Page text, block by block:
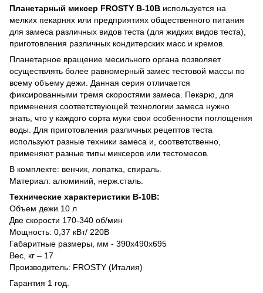
Планетарный миксер FROSTY B-10В используется на
мелких пекарнях или предприятиях общественного питания
для замеса различных видов теста (для жидких видов теста),
приготовления различных кондитерских масс и кремов.
Планетарное вращение месильного органа позволяет
осуществлять более равномерный замес тестовой массы по
всему объему дежи. Данная серия отличается
фиксированными тремя скоростями замеса. Пекарю, для
применения соответствующей технологии замеса нужно
знать, что у каждого сорта муки свои особенности поглощения
воды. Для приготовления различных рецептов теста
используют разные техники замеса и, соответственно,
применяют разные типы миксеров или тестомесов.
В комплекте: венчик, лопатка, спираль.
Материал: алюминий, нерж.сталь.
Технические характеристики B-10В:
Объем дежи 10 л
Две скорости 170-340 об/мин
Мощность: 0,37 кВт/ 220В
Габаритные размеры, мм - 390x490x695
Вес, кг – 17
Производитель: FROSTY (Италия)
Гарантия 1 год.